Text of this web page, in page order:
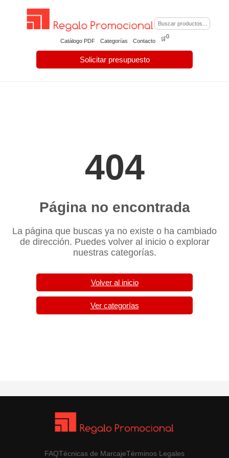
Catálogo PDF Categorías Contacto
Solicitar presupuesto
🛒0
404
Página no encontrada
La página que buscas ya no existe o ha cambiado
de dirección. Puedes volver al inicio o explorar
nuestras categorías.
Volver al inicio
Ver categorías
FAQTécnicas de MarcajeTérminos Legales